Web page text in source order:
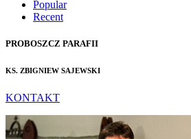
Popular
Recent
PROBOSZCZ PARAFII
KS. ZBIGNIEW SAJEWSKI
KONTAKT